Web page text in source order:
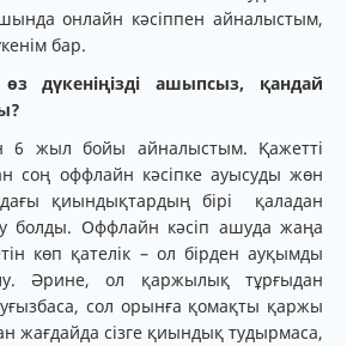
онлайн кәсіппен айналыстым,
бар.
дүкеніңізді ашыпсыз, қандай
6 жыл бойы айналыстым. Қажетті
соң оффлайн кәсіпке ауысуды жөн
қиындықтардың бірі қаладан
болды. Оффлайн кәсіп ашуда жаңа
көп қателік – ол бірден ауқымды
Әрине, ол қаржылық тұрғыдан
сол орынға қомақты қаржы
жағдайда сізге қиындық тудырмаса,